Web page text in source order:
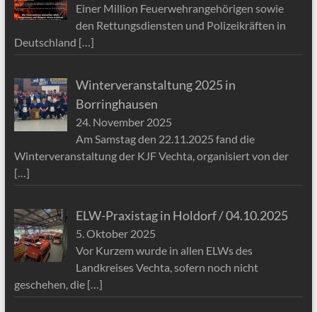
Einer Million Feuerwehrangehörigen sowie
den Rettungsdiensten und Polizeikräften in
Deutschland […]
Winterveranstaltung 2025 in
Borringhausen
24. November 2025
Am Samstag den 22.11.2025 fand die
Winterveranstaltung der KJF Vechta, organisiert von der
[…]
ELW-Praxistag in Holdorf / 04.10.2025
5. Oktober 2025
Vor Kurzem wurde in allen ELWs des
Landkreises Vechta, sofern noch nicht
geschehen, die […]